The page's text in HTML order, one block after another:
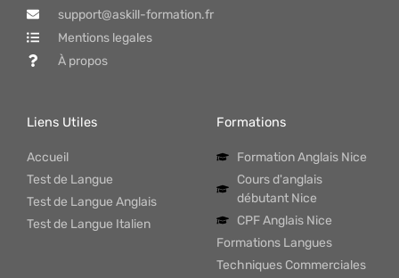
support@askill-formation.fr
Mentions legales
À propos
Liens Utiles
Accueil
Test de Langue
Test de Langue Anglais
Test de Langue Italien
Formations
Formation Anglais Nice
Cours d'anglais
débutant Nice
CPF Anglais Nice
Formations Langues
Techniques Commerciales